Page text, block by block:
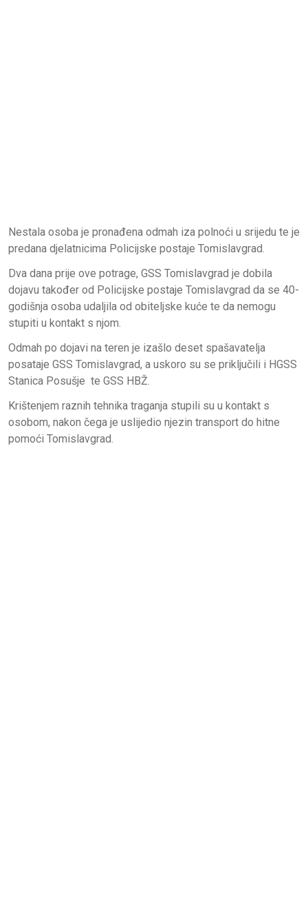
Nestala osoba je pronađena odmah iza polnoći u srijedu te je
predana djelatnicima Policijske postaje Tomislavgrad.
Dva dana prije ove potrage, GSS Tomislavgrad je dobila
dojavu također od Policijske postaje Tomislavgrad da se 40-
godišnja osoba udaljila od obiteljske kuće te da nemogu
stupiti u kontakt s njom.
Odmah po dojavi na teren je izašlo deset spašavatelja
posataje GSS Tomislavgrad, a uskoro su se priključili i HGSS
Stanica Posušje te GSS HBŽ.
Krištenjem raznih tehnika traganja stupili su u kontakt s
osobom, nakon čega je uslijedio njezin transport do hitne
pomoći Tomislavgrad.